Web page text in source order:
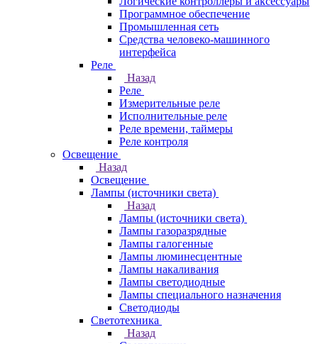
Программное обеспечение
Промышленная сеть
Средства человеко-машинного
интерфейса
Реле
Назад
Реле
Измерительные реле
Исполнительные реле
Реле времени, таймеры
Реле контроля
Освещение
Назад
Освещение
Лампы (источники света)
Назад
Лампы (источники света)
Лампы газоразрядные
Лампы галогенные
Лампы люминесцентные
Лампы накаливания
Лампы светодиодные
Лампы специального назначения
Светодиоды
Светотехника
Назад